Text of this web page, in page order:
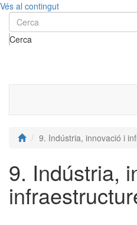
Vés al contingut
Cerca
9. Indústria, innovació i
9. Indústria,